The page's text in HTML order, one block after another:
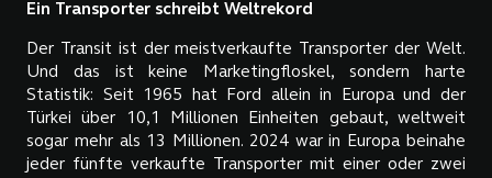
Ein Transporter schreibt Weltrekord
Der Transit ist der meistverkaufte Transporter der Welt.
Und das ist keine Marketingfloskel, sondern harte
Statistik: Seit 1965 hat Ford allein in Europa und der
Türkei über 10,1 Millionen Einheiten gebaut, weltweit
sogar mehr als 13 Millionen. 2024 war in Europa beinahe
jeder fünfte verkaufte Transporter mit einer oder zwei